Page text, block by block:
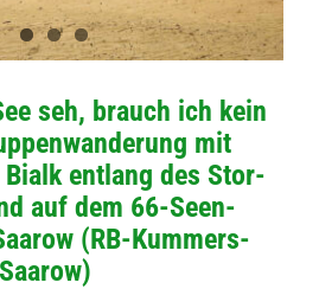
seh, brauch ich kein
mit
ent­lang des Stor­
auf dem 66-Seen-
(RB-Kum­­mer­s­­